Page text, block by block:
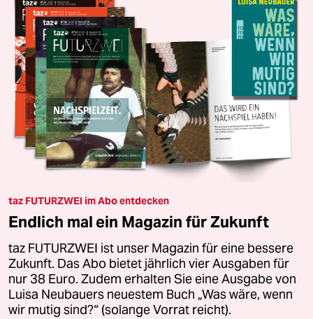
taz FUTURZWEI im Abo entdecken
Endlich mal ein Magazin für Zukunft
taz FUTURZWEI ist unser Magazin für eine bessere
Zukunft. Das Abo bietet jährlich vier Ausgaben für
nur 38 Euro. Zudem erhalten Sie eine Ausgabe von
Luisa Neubauers neuestem Buch „Was wäre, wenn
wir mutig sind?“ (solange Vorrat reicht).